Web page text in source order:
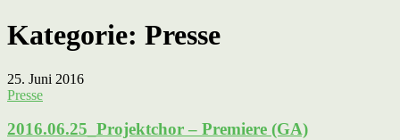
Kategorie: Presse
25. Juni 2016
Presse
2016.06.25_Projektchor – Premiere (GA)